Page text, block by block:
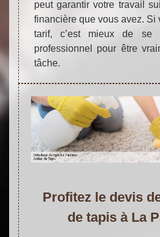
peut garantir votre travail
financière que vous avez. Si
tarif, c’est mieux de se
professionnel pour être
tâche.
Profitez le devis
de tapis à La